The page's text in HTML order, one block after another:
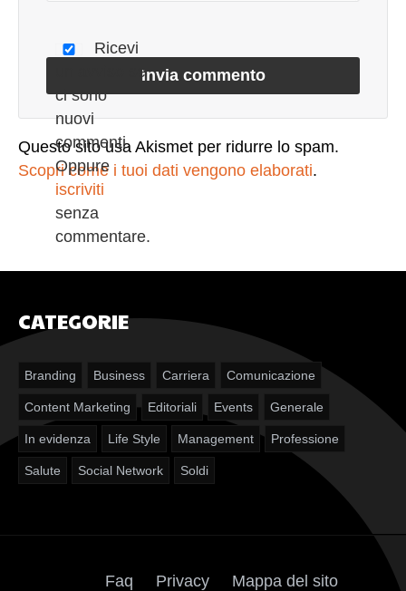
Ricevi
un avviso se
ci sono
nuovi
commenti.
Oppure
iscriviti
senza
commentare.
Questo sito usa Akismet per ridurre lo spam.
Scopri come i tuoi dati vengono elaborati.
CATEGORIE
Branding Business Carriera Comunicazione
Content Marketing Editoriali Events Generale
In evidenza Life Style Management Professione
Salute Social Network Soldi
Faq Privacy Mappa del sito